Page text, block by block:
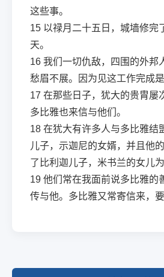
这些事。
15 以禄月二十五日，城墙修完
天。
16 我们一切仇敌，四围的外邦
愁眉不展。因为见这工作完成
17 在那些日子，犹大的贵胄屡
多比雅也来信与他们。
18 在犹大有许多人与多比雅结
儿子，示迦尼的女婿，并且他
了比利迦儿子，米书兰的女儿为
19 他们常在我面前说多比雅的
传与他。多比雅又常寄信来，要